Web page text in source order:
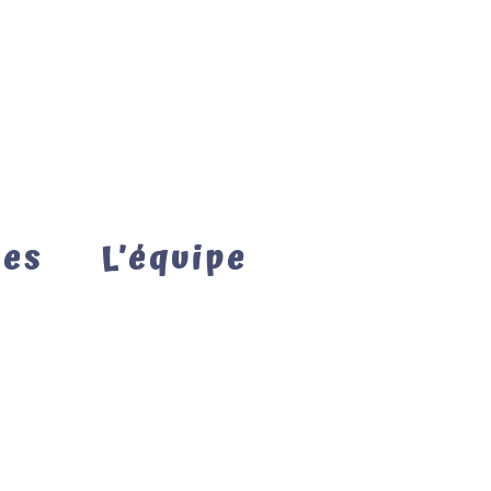
L’équipe